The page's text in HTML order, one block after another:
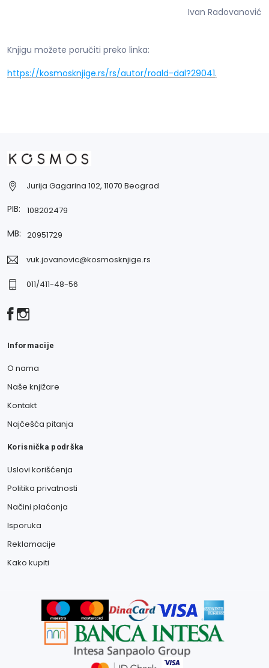
Ivan Radovanović
Knjigu možete poručiti preko linka:
https://kosmosknjige.rs/rs/autor/roald-dal?29041.
Jurija Gagarina 102, 11070 Beograd
PIB: 108202479
MB: 20951729
vuk.jovanovic@kosmosknjige.rs
011/411-48-56
Informacije
O nama
Naše knjižare
Kontakt
Najčešća pitanja
Korisnička podrška
Uslovi korišćenja
Politika privatnosti
Načini plaćanja
Isporuka
Reklamacije
Kako kupiti